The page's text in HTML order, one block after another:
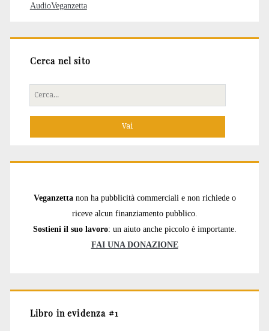
AudioVeganzetta
Cerca nel sito
Cerca
per:
Veganzetta non ha pubblicità commerciali e non richiede o
riceve alcun finanziamento pubblico.
Sostieni il suo lavoro: un aiuto anche piccolo è importante.
FAI UNA DONAZIONE
Libro in evidenza #1